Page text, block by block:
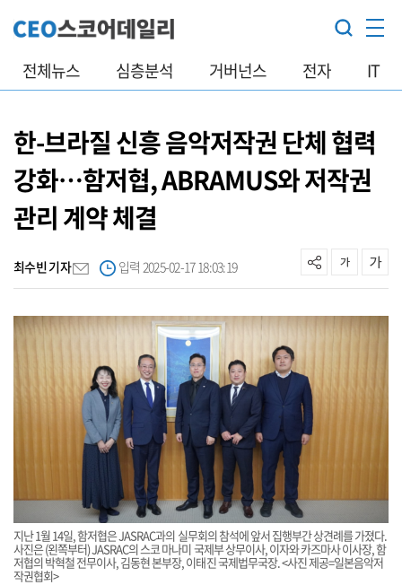
전체뉴스 심층분석 거버넌스 전자 IT
한-브라질 신흥 음악저작권 단체 협력
강화…함저협, ABRAMUS와 저작권
관리 계약 체결
최수빈 기자 입력 2025-02-17 18:03:19
지난 1월 14일, 함저협은 JASRAC과의 실무회의 참석에 앞서 집행부간 상견례를 가졌다.
사진은 (왼쪽부터) JASRAC의 스코 마나미 국제부 상무이사, 이자와 카즈마사 이사장, 함
저협의 박혁철 전무이사, 김동현 본부장, 이태진 국제법무국장. <사진 제공=일본음악저
작권협회>